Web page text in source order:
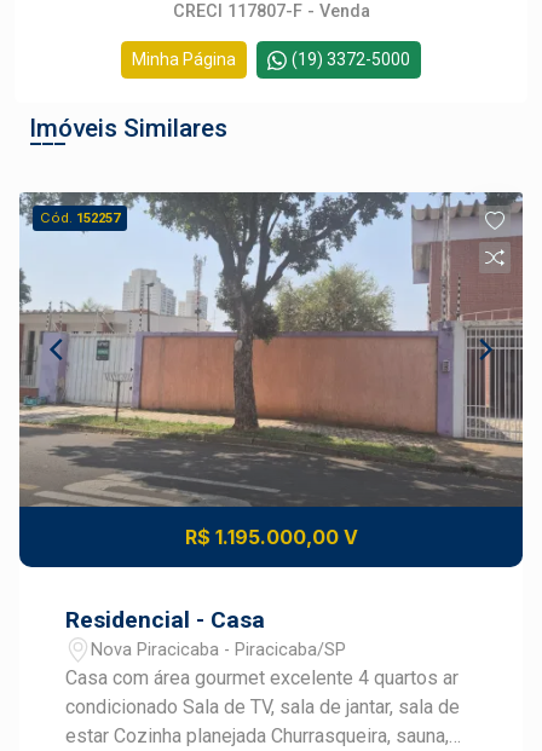
CRECI 117807-F - Venda
Minha Página (19) 3372-5000
Imóveis Similares
Cód. 152257
R$ 1.195.000,00 V
Residencial - Casa
Nova Piracicaba - Piracicaba/SP
Casa com área gourmet excelente 4 quartos ar
condicionado Sala de TV, sala de jantar, sala de
estar Cozinha planejada Churrasqueira, sauna,